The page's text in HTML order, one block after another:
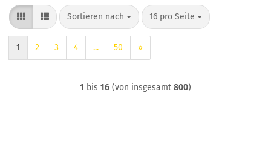
Sortieren nach
Sortieren nach 16 pro Seite
pro Seite
1 2 3 4 ... 50 »
1 bis 16 (von insgesamt 800)